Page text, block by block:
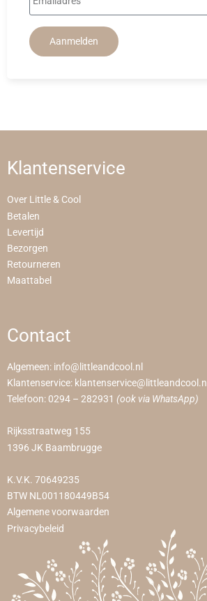
Aanmelden
Klantenservice
Over Little & Cool
Betalen
Levertijd
Bezorgen
Retourneren
Maattabel
Contact
Algemeen: info@littleandcool.nl
Klantenservice: klantenservice@littleandcool.nl
Telefoon: 0294 – 282931 (ook via WhatsApp)
Rijksstraatweg 155
1396 JK Baambrugge
K.V.K. 70649235
BTW NL001180449B54
Algemene voorwaarden
Privacybeleid